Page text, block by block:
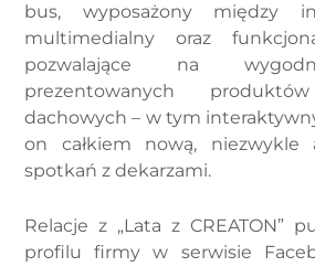
bus, wyposażony między
multimedialny oraz
pozwalające na
prezentowanych
dachowych – w tym
on całkiem nową, niezwykle
spotkań z dekarzami.
Relacje z „Lata z CREATON”
profilu firmy w serwisie